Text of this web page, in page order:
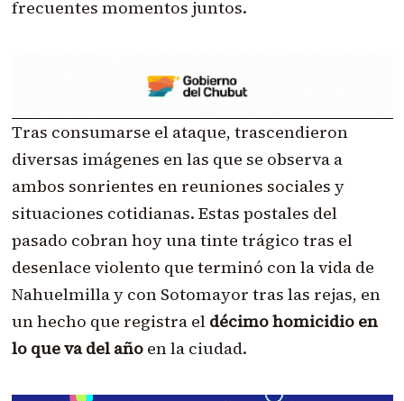
frecuentes momentos juntos.
Tras consumarse el ataque, trascendieron
diversas imágenes en las que se observa a
ambos sonrientes en reuniones sociales y
situaciones cotidianas. Estas postales del
pasado cobran hoy una tinte trágico tras el
desenlace violento que terminó con la vida de
Nahuelmilla y con Sotomayor tras las rejas, en
un hecho que registra el décimo homicidio en
lo que va del añoen la ciudad.